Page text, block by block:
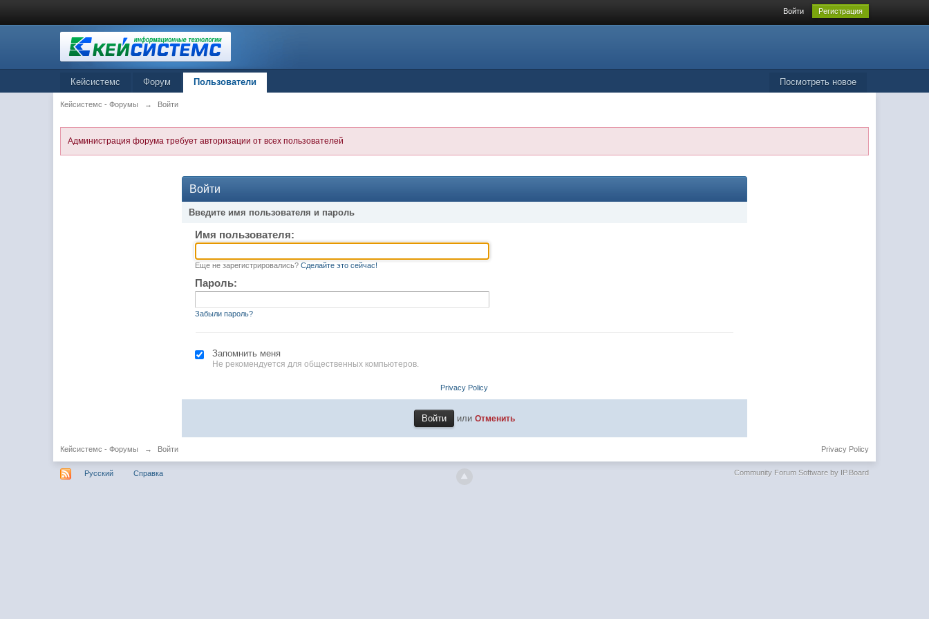
Войти Регистрация
Посмотреть новое
Кейсистемс Форум Пользователи
Кейсистемс - Форумы → Войти
Администрация форума требует авторизации от всех пользователей
Войти
Введите имя пользователя и пароль
Имя пользователя:
Еще не зарегистрировались? Сделайте это сейчас!
Пароль:
Забыли пароль?
Запомнить меня
Не рекомендуется для общественных компьютеров.
Privacy Policy
или Отменить
Кейсистемс - Форумы → Войти Privacy Policy
Русский Справка Community Forum Software by IP.Board